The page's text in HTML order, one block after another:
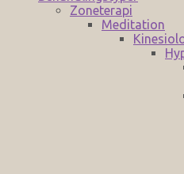
Zoneterapi
Meditation